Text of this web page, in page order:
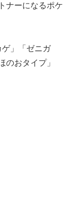
ナーになるポケ
」「ゼニガ
のおタイプ」